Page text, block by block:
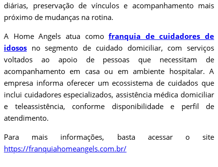
diárias, preservação de vínculos e acompanhamento mais
próximo de mudanças na rotina.
A Home Angels atua comofranquia de cuidadores de
idosos no segmento de cuidado domiciliar, com serviços
voltados ao apoio de pessoas que necessitam de
acompanhamento em casa ou em ambiente hospitalar. A
empresa informa oferecer um ecossistema de cuidados que
inclui cuidadores especializados, assistência médica domiciliar
e teleassistência, conforme disponibilidade e perfil de
atendimento.
Para mais informações, basta acessar o site
https://franquiahomeangels.com.br/